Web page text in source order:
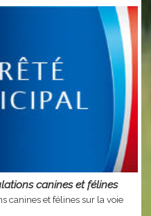
canines et félines
canines et félines sur la voie